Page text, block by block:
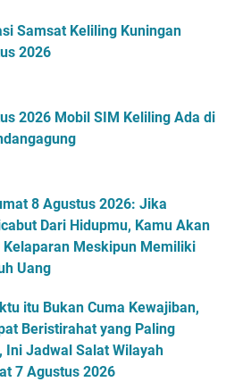
Samsat Keliling Kuningan
2026
2026 Mobil SIM Keliling Ada di
8 Agustus 2026: Jika
Dari Hidupmu, Kamu Akan
Kelaparan Meskipun Memiliki
Uang
itu Bukan Cuma Kewajiban,
Beristirahat yang Paling
Ini Jadwal Salat Wilayah
7 Agustus 2026